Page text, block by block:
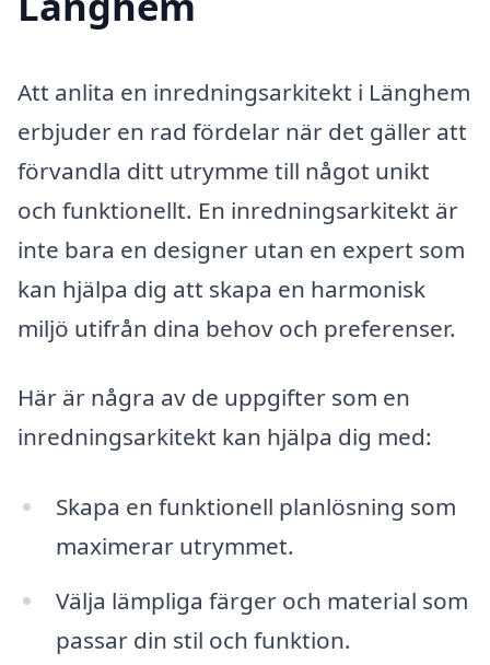
Att anlita en inredningsarkitekt i Länghem
erbjuder en rad fördelar när det gäller att
förvandla ditt utrymme till något unikt
och funktionellt. En inredningsarkitekt är
inte bara en designer utan en expert som
kan hjälpa dig att skapa en harmonisk
miljö utifrån dina behov och preferenser.
Här är några av de uppgifter som en
inredningsarkitekt kan hjälpa dig med:
Skapa en funktionell planlösning som
maximerar utrymmet.
Välja lämpliga färger och material som
passar din stil och funktion.